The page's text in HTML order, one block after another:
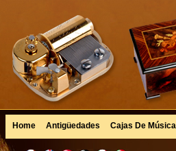
Home Antigüedades Cajas De Música